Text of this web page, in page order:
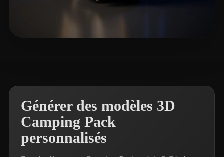
Générer des modèles 3D
Camping Pack
personnalisés